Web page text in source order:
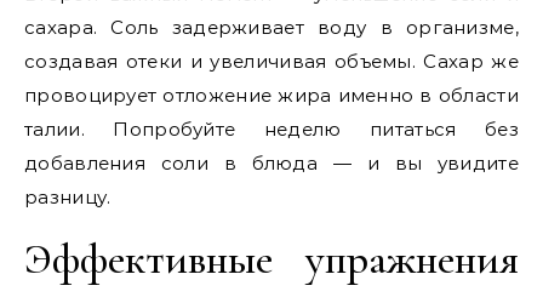
сахара. Соль задерживает воду в организме,
создавая отеки и увеличивая объемы. Сахар же
провоцирует отложение жира именно в области
талии. Попробуйте неделю питаться без
добавления соли в блюда — и вы увидите
разницу.
Эффективные упражнения